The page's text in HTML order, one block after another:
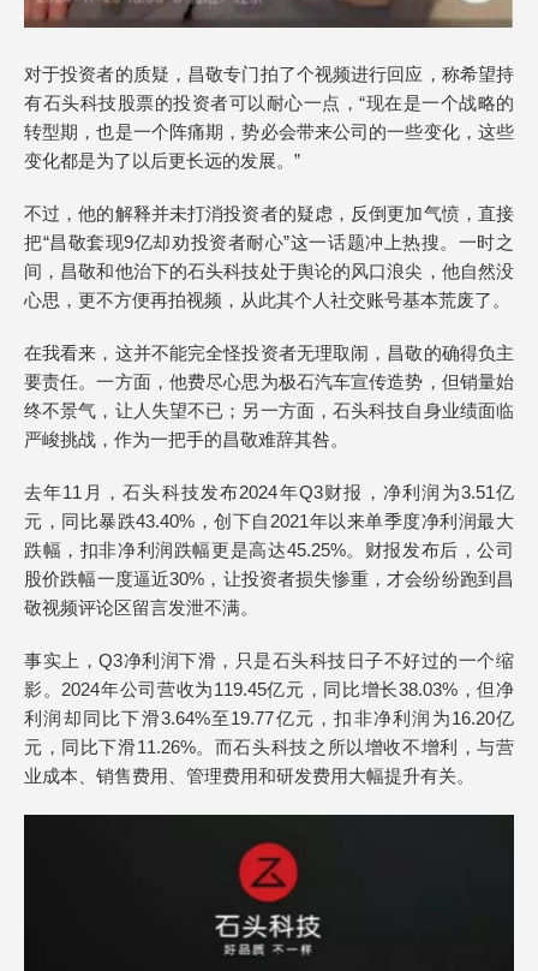
对于投资者的质疑，昌敬专门拍了个视频进行回应，称希望持
有石头科技股票的投资者可以耐心一点，“现在是一个战略的
转型期，也是一个阵痛期，势必会带来公司的一些变化，这些
变化都是为了以后更长远的发展。”
不过，他的解释并未打消投资者的疑虑，反倒更加气愤，直接
把“昌敬套现9亿却劝投资者耐心”这一话题冲上热搜。一时之
间，昌敬和他治下的石头科技处于舆论的风口浪尖，他自然没
心思，更不方便再拍视频，从此其个人社交账号基本荒废了。
在我看来，这并不能完全怪投资者无理取闹，昌敬的确得负主
要责任。一方面，他费尽心思为极石汽车宣传造势，但销量始
终不景气，让人失望不已；另一方面，石头科技自身业绩面临
严峻挑战，作为一把手的昌敬难辞其咎。
去年11月，石头科技发布2024年Q3财报，净利润为3.51亿
元，同比暴跌43.40%，创下自2021年以来单季度净利润最大
跌幅，扣非净利润跌幅更是高达45.25%。财报发布后，公司
股价跌幅一度逼近30%，让投资者损失惨重，才会纷纷跑到昌
敬视频评论区留言发泄不满。
事实上，Q3净利润下滑，只是石头科技日子不好过的一个缩
影。2024年公司营收为119.45亿元，同比增长38.03%，但净
利润却同比下滑3.64%至19.77亿元，扣非净利润为16.20亿
元，同比下滑11.26%。而石头科技之所以增收不增利，与营
业成本、销售费用、管理费用和研发费用大幅提升有关。